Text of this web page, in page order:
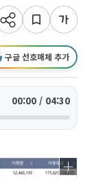
구글 선호매체 추가
00:00 / 04:30